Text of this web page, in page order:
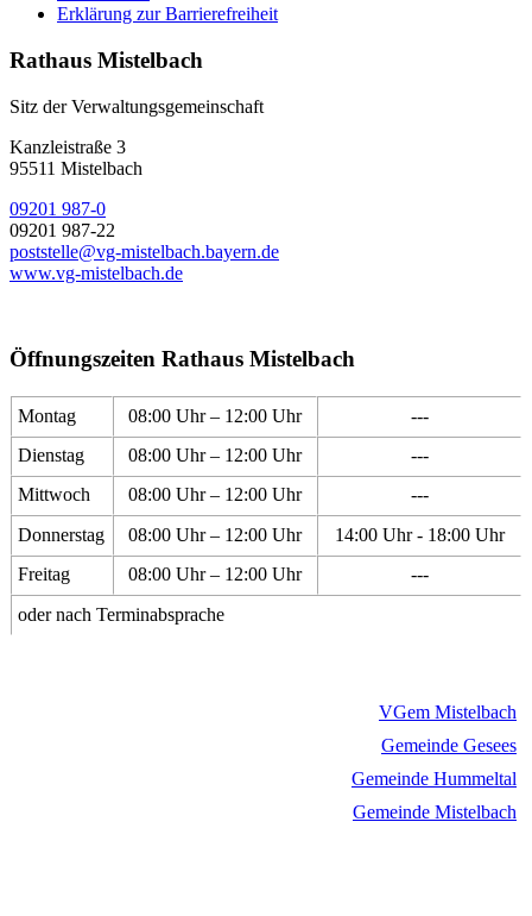
Erklärung zur Barrierefreiheit
Rathaus Mistelbach
Sitz der Verwaltungsgemeinschaft
Kanzleistraße 3
95511 Mistelbach
09201 987-0
09201 987-22
poststelle@vg-mistelbach.bayern.de
www.vg-mistelbach.de
Öffnungszeiten Rathaus Mistelbach
Montag 08:00 Uhr – 12:00 Uhr
---
Dienstag
08:00 Uhr – 12:00 Uhr
---
Mittwoch
08:00 Uhr – 12:00 Uhr
---
Donnerstag
08:00 Uhr – 12:00 Uhr
14:00 Uhr - 18:00 Uhr
Freitag
08:00 Uhr – 12:00 Uhr
---
oder nach Terminabsprache
VGem Mistelbach
Gemeinde Gesees
Gemeinde Hummeltal
Gemeinde Mistelbach